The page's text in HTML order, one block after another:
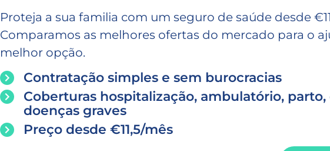
Proteja a sua familia com um seguro de saúde desde
Comparamos as melhores ofertas do mercado para o
melhor opção.
Contratação simples e sem burocracias
Coberturas hospitalização, ambulatório,
doenças graves
Preço desde €11,5/mês